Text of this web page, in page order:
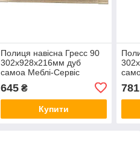
Полиця навісна Гресс 90
302х928х216мм дуб
самоа Меблі-Сервіс
645₴
Купити
781